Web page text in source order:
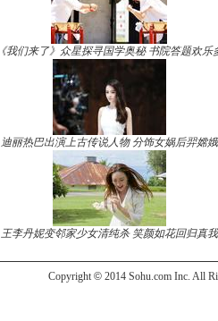
《我们来了》众星探寻国学奥秘 书院答题欢乐
迪丽热巴出演上古传说人物 分饰女娲后羿嫦娥
王李丹妮变邻家少女清纯杀 笑颜如花回归真我
Copyright © 2014 Sohu.com Inc. All